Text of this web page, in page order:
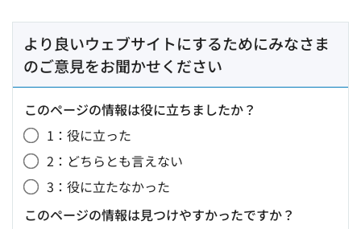
より良いウェブサイトにするためにみなさま
のご意見をお聞かせください
このページの情報は役に立ちましたか？
1：役に立った
2：どちらとも言えない
3：役に立たなかった
このページの情報は見つけやすかったですか？